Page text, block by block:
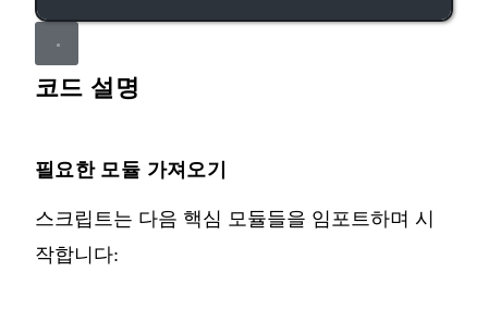
코드 설명
필요한 모듈 가져오기
스크립트는 다음 핵심 모듈들을 임포트하며 시
작합니다: